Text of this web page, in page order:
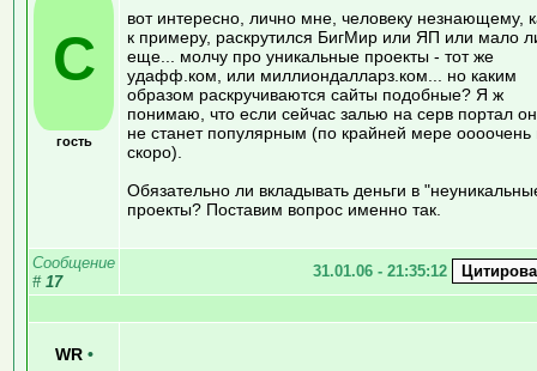
C
гость
вот интересно, лично мне, человеку незнающему,
к примеру, раскрутился БигМир или ЯП или мало
еще... молчу про уникальные проекты - тот же
удафф.ком, или миллиондалларз.ком... но каким
образом раскручиваются сайты подобные? Я ж
понимаю, что если сейчас залью на серв портал он
не станет популярным (по крайней мере оооочень
скоро).
Обязательно ли вкладывать деньги в
проекты? Поставим вопрос именно так.
Сообщение
# 17
31.01.06 - 21:35:12
WR •